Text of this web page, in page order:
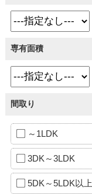
専有面積
間取り
～1LDK
3DK～3LDK
5DK～5LDK以上